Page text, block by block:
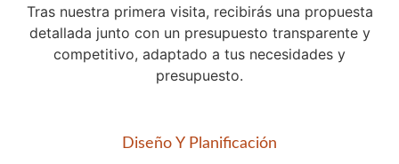
Tras nuestra primera visita, recibirás una propuesta
detallada junto con un presupuesto transparente y
competitivo, adaptado a tus necesidades y
presupuesto.
Diseño Y Planificación